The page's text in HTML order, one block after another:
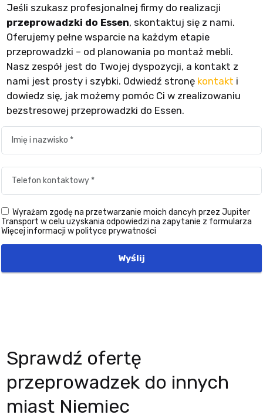
Jeśli szukasz profesjonalnej firmy do realizacji
przeprowadzki do Essen, skontaktuj się z nami.
Oferujemy pełne wsparcie na każdym etapie
przeprowadzki – od planowania po montaż mebli.
Nasz zespół jest do Twojej dyspozycji, a kontakt z
nami jest prosty i szybki. Odwiedź stronę kontakt i
dowiedz się, jak możemy pomóc Ci w zrealizowaniu
bezstresowej przeprowadzki do Essen.
Wyrażam zgodę na przetwarzanie moich dancyh przez Jupiter
Transport w celu uzyskania odpowiedzi na zapytanie z formularza
Więcej informacji w polityce prywatności
Wyślij
Sprawdź ofertę
przeprowadzek do innych
miast Niemiec